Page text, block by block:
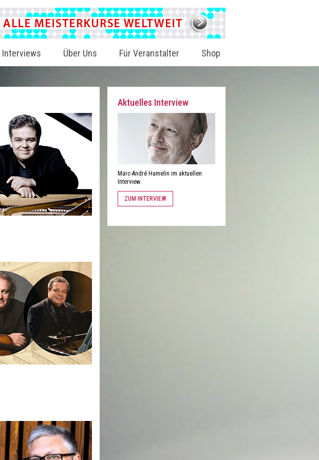
Interviews Über Uns Für Veranstalter Shop
Aktuelles Interview
Marc-André Hamelin im aktuellen
Interview.
ZUM INTERVIEW